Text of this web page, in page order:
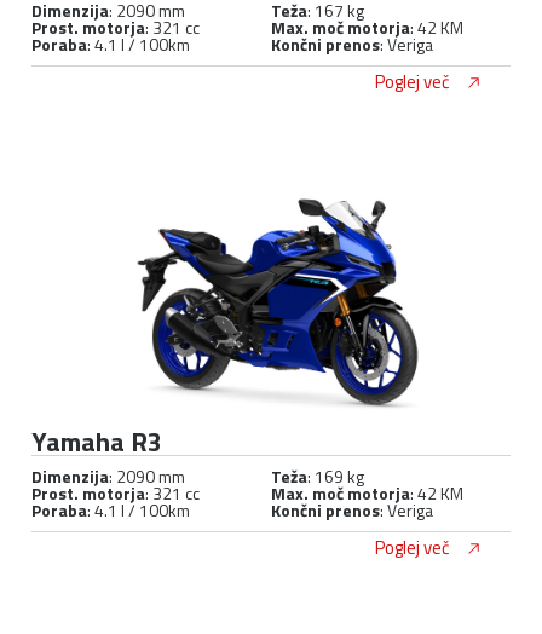
Dimenzija: 2090 mm Teža: 167 kg
Prost. motorja: 321 cc Max. moč motorja: 42 KM
Poraba: 4.1 l / 100km Končni prenos: Veriga
Poglej več
Yamaha R3
Dimenzija: 2090 mm Teža: 169 kg
Prost. motorja: 321 cc Max. moč motorja: 42 KM
Poraba: 4.1 l / 100km Končni prenos: Veriga
Poglej več